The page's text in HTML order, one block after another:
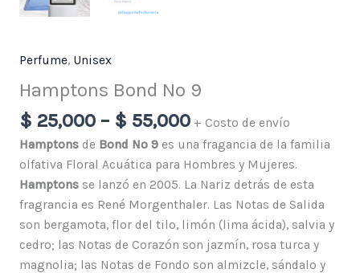
Perfume, Unisex
Hamptons Bond No 9
$ 25,000 – $ 55,000 + Costo de envío
Hamptonsde Bond No 9es una fragancia de la familia
olfativa Floral Acuática para Hombres y Mujeres.
Hamptonsse lanzó en 2005. La Nariz detrás de esta
fragrancia es René Morgenthaler. Las Notas de Salida
son bergamota, flor del tilo, limón (lima ácida), salvia y
cedro; las Notas de Corazón son jazmín, rosa turca y
magnolia; las Notas de Fondo son almizcle, sándalo y